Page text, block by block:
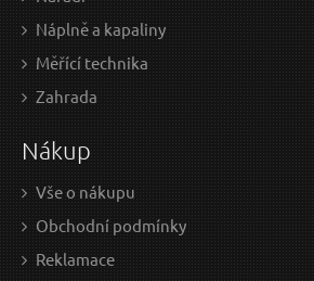
0.74 EUR bez DPH
Skladem
Náplně a kapaliny
Měřící technika
Zahrada
Nákup
Vše o nákupu
Obchodní podmínky
Reklamace